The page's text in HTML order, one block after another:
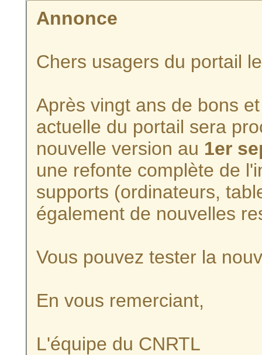
Annonce
Chers usagers du portail
Après vingt ans de bons
actuelle du portail sera
nouvelle version au 1er
une refonte complète de
supports (ordinateurs,
également de nouvelles
Vous pouvez tester la
En vous remerciant,
L'équipe du CNRTL